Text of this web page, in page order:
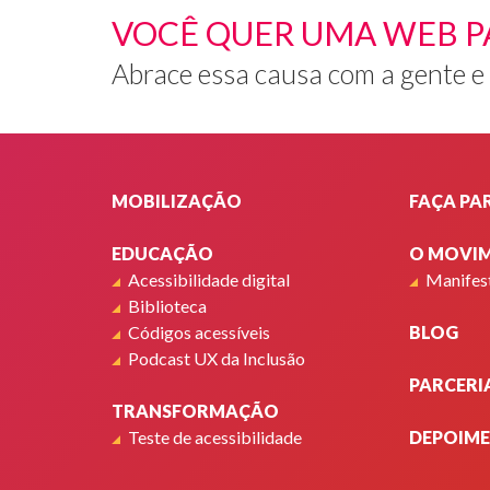
VOCÊ QUER UMA WEB
Abrace essa causa com a gente e
MOBILIZAÇÃO
EDUCAÇÃO
Acessibilidade digital
Biblioteca
Códigos acessíveis
Podcast UX da Inclusão
TRANSFORMAÇÃO
Teste de acessibilidade
FAÇA
O
BLOG